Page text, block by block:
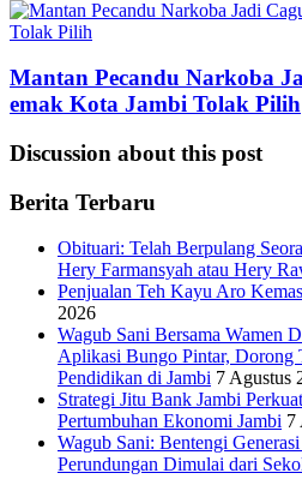
Mantan Pecandu Narkoba
emak Kota Jambi Tolak Pilih
Discussion about this post
Berita Terbaru
Obituari: Telah Berpulang
Hery Farmansyah atau Hery
Penjualan Teh Kayu Aro
2026
Wagub Sani Bersama Wamen
Aplikasi Bungo Pintar, Dorong
Pendidikan di Jambi 7 Agustus
Strategi Jitu Bank Jambi
Pertumbuhan Ekonomi Jambi 7
Wagub Sani: Bentengi
Perundungan Dimulai dari